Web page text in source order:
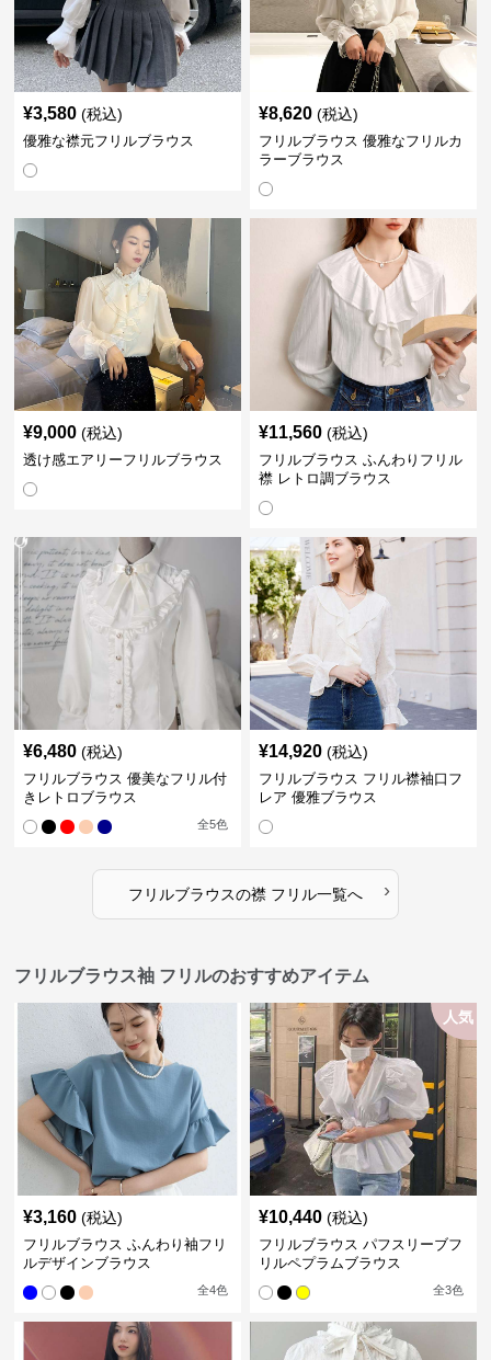
¥3,580 (税込)
優雅な襟元フリルブラウス
¥8,620 (税込)
フリルブラウス 優雅なフリルカ
ラーブラウス
¥9,000 (税込)
透け感エアリーフリルブラウス
¥11,560 (税込)
フリルブラウス ふんわりフリル
襟 レトロ調ブラウス
¥6,480 (税込)
フリルブラウス 優美なフリル付
きレトロブラウス
全5色
¥14,920 (税込)
フリルブラウス フリル襟袖口フ
レア 優雅ブラウス
フリルブラウスの襟 フリル一覧へ ›
フリルブラウス袖 フリルのおすすめアイテム
¥3,160 (税込)
フリルブラウス ふんわり袖フリ
ルデザインブラウス
全4色
人気
¥10,440 (税込)
フリルブラウス パフスリーブフ
リルペプラムブラウス
全3色